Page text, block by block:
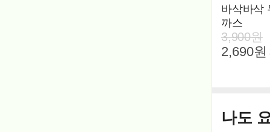
바삭바삭
까스
3,900원
2,690원
나도